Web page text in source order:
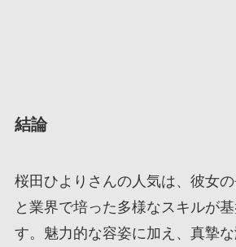
結論
桜田ひよりさんの人気は、彼女
と業界で培った多様なスキルが
す。魅力的な容姿に加え、真摯